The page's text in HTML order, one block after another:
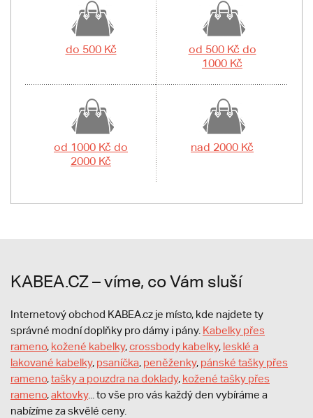
do 500 Kč
od 500 Kč do
1000 Kč
od 1000 Kč do
2000 Kč
nad 2000 Kč
KABEA.CZ – víme, co Vám sluší
Internetový obchod KABEA.cz je místo, kde najdete ty
správné modní doplňky pro dámy i pány. Kabelky přes
rameno, kožené kabelky,crossbody kabelky, lesklé a
lakované kabelky, psaníčka, peněženky, pánské tašky přes
rameno,tašky a pouzdra na doklady, kožené tašky přes
rameno,aktovky... to vše pro vás každý den vybíráme a
nabízíme za skvělé ceny.